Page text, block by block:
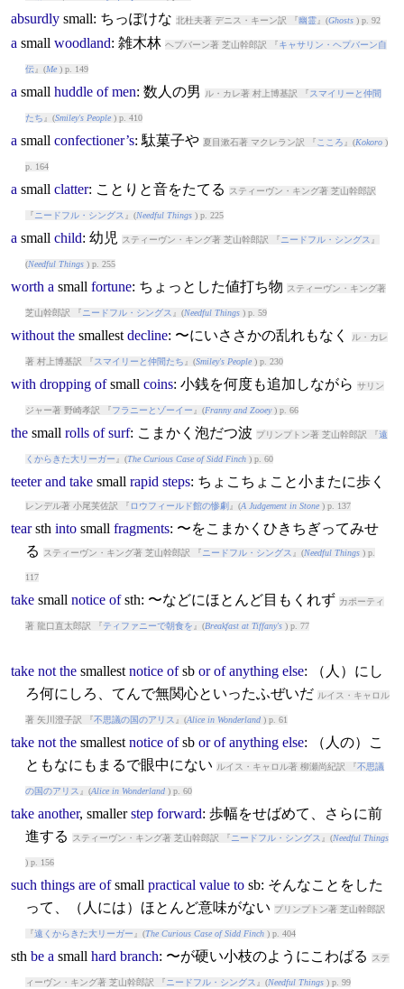
absurdly small: ちっぽけな 北杜夫著 デニス・キーン訳 『幽霊』(Ghosts) p. 92
a small woodland: 雑木林 ヘプバーン著 芝山幹郎訳 『キャサリン・ヘプバーン自
伝』(Me) p. 149
a small huddle of men: 数人の男 ル・カレ著 村上博基訳 『スマイリーと仲間
たち 』(Smiley's People) p. 410
a small confectioner’s: 駄菓子や 夏目漱石著 マクレラン訳 『 こころ 』(Kokoro)
p. 164
a small clatter: ことりと音をたてる スティーヴン・キング著 芝山幹郎訳
『 ニードフル・シングス 』(Needful Things) p. 225
a small child: 幼児 スティーヴン・キング著 芝山幹郎訳 『 ニードフル・シングス 』
(Needful Things) p. 255
worth a small fortune: ちょっとした値打ち物 スティーヴン・キング著
芝山幹郎訳 『 ニードフル・シングス 』(Needful Things) p. 59
without the smallest decline: 〜にいささかの乱れもなく ル・カレ
著 村上博基訳 『スマイリーと仲間たち 』(Smiley's People) p. 230
with dropping of small coins: 小銭を何度も追加しながら サリン
ジャー著 野崎孝訳 『フラニーとゾーイー 』(Franny and Zooey) p. 66
the small rolls of surf: こまかく泡だつ波 プリンプトン著 芝山幹郎訳 『遠
くからきた大リーガー 』(The Curious Case of Sidd Finch) p. 60
teeter and take small rapid steps: ちょこちょこと小またに歩く
レンデル著 小尾芙佐訳 『 ロウフィールド館の惨劇 』(A Judgement in Stone) p. 137
tearsth into small fragments: 〜をこまかくひきちぎってみせ
る
スティーヴン・キング著 芝山幹郎訳 『 ニードフル・シングス 』(Needful Things) p.
117
take small notice ofsth: 〜などにほとんど目もくれず カポーティ
著 龍口直太郎訳 『ティファニーで朝食を 』(Breakfast at Tiffany's) p. 77
take not the smallest notice ofsb or of anything else: （人）にし
ろ何にしろ、てんで無関心といったふぜいだ ルイス・キャロル
著 矢川澄子訳 『不思議の国のアリス 』(Alice in Wonderland) p. 61
take not the smallest notice ofsb or of anything else: （人の）こ
ともなにもまるで眼中にない
ルイス・キャロル著 柳瀬尚紀訳 『不思議
の国のアリス 』(Alice in Wonderland) p. 60
take another, smallerstep forward: 歩幅をせばめて、さらに前
進する
スティーヴン・キング著 芝山幹郎訳 『 ニードフル・シングス 』(Needful Things
) p. 156
such things are of small practical value tosb: そんなことをした
って、（人には）ほとんど意味がない プリンプトン著 芝山幹郎訳
『遠くからきた大リーガー 』(The Curious Case of Sidd Finch) p. 404
sth be a small hard branch: 〜が硬い小枝のようにこわばる ステ
ィーヴン・キング著 芝山幹郎訳 『 ニードフル・シングス 』(Needful Things) p. 99